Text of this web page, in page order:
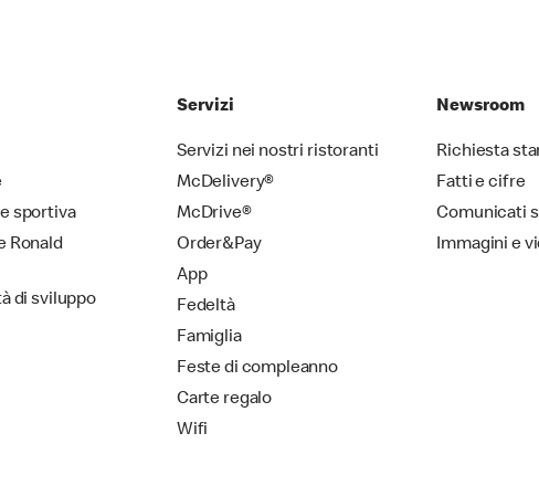
sportiva
Ronald
di sviluppo
Servizi
Servizi nei nostri ristoranti
McDelivery®
McDrive®
Order&Pay
App
Fedeltà
Famiglia
Feste di compleanno
Carte regalo
Wifi
Newsroom
Richiesta
Fatti e cifre
Comunicati
Immagini e